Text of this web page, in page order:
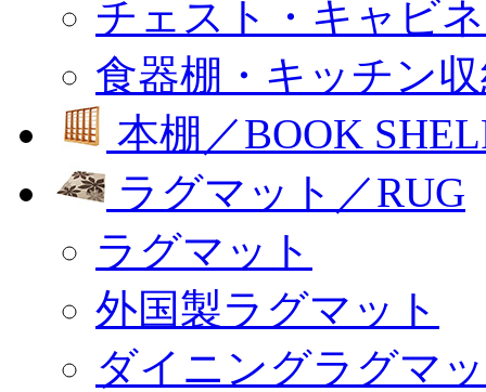
チェスト・キャビ
食器棚・キッチン
本棚／BOOK
ラグマット／RUG
ラグマット
外国製ラグマット
ダイニングラグマ